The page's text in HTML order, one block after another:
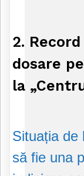
2.
dosare
la
Situația de
să fie una